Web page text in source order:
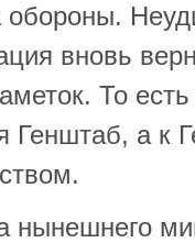
вновь
То
Генштаб, а к